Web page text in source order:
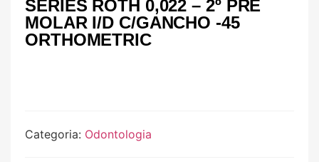
SERIES ROTH 0,022 – 2º PRE
MOLAR I/D C/GANCHO -45
ORTHOMETRIC
Categoria: Odontologia